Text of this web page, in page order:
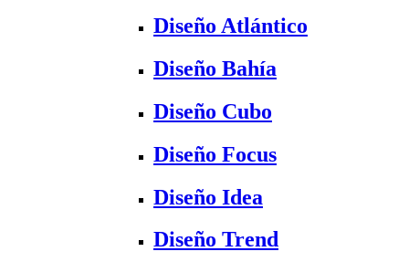
Diseño Atlántico
Diseño Bahía
Diseño Cubo
Diseño Focus
Diseño Idea
Diseño Trend